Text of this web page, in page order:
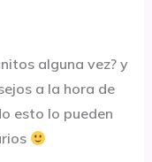
alguna vez? y
a la hora de
esto lo pueden